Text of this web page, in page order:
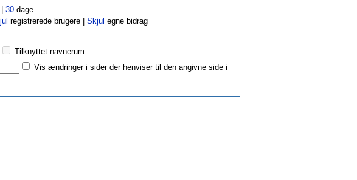
30dage
registrerede brugere | Skjul egne bidrag
Tilknyttet navnerum
Vis ændringer i sider der henviser til den angivne side i